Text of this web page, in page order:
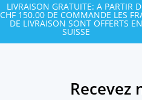
LIVRAISON GRATUITE: A PARTIR
CHF 150.00 DE COMMANDE LES
DE LIVRAISON SONT OFFERTS EN
SUISSE
Recevez